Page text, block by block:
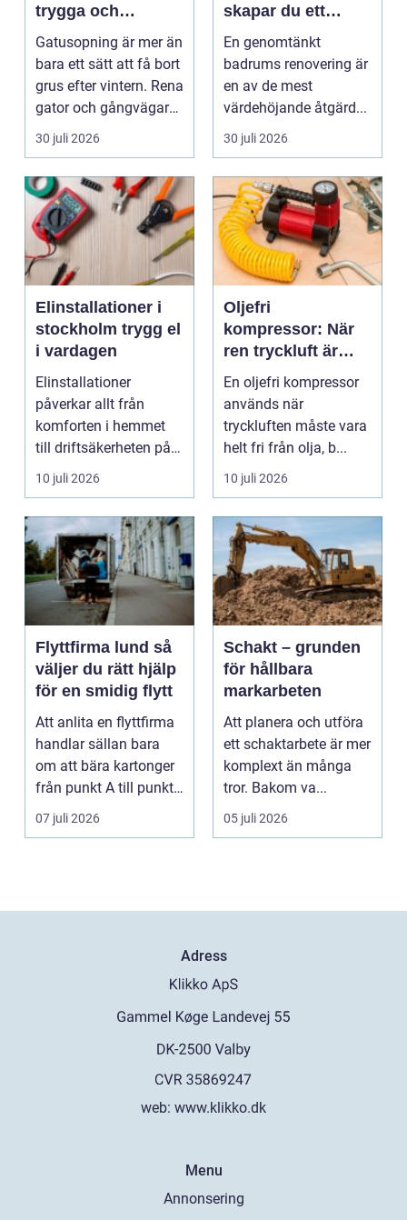
trygga och
hållbara
stadsmiljöer
Gatusopning är mer än
bara ett sätt att få bort
grus efter vintern. Rena
gator och gångvägar
påverka...
30 juli 2026
skapar du ett
hållbart och
modernt badrum
En genomtänkt
badrums renovering är
en av de mest
värdehöjande åtgärd...
30 juli 2026
Elinstallationer i
stockholm trygg el
i vardagen
Elinstallationer
påverkar allt från
komforten i hemmet
till driftsäkerheten på
jobbet. I en växande ...
10 juli 2026
Oljefri
kompressor: När
ren tryckluft är
avgörande
En oljefri kompressor
används när
tryckluften måste vara
helt fri från olja, b...
10 juli 2026
Flyttfirma lund så
väljer du rätt hjälp
för en smidig flytt
Att anlita en flyttfirma
handlar sällan bara
om att bära kartonger
från punkt A till punkt
B. För må...
07 juli 2026
Schakt – grunden
för hållbara
markarbeten
Att planera och utföra
ett schaktarbete är mer
komplext än många
tror. Bakom va...
05 juli 2026
Adress
web: www.klikko.dk
Menu
Annonsering